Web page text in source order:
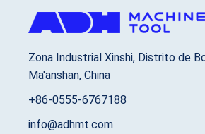
Zona Industrial Xinshi, Distrito de
Ma'anshan, China
+86-0555-6767188
info@adhmt.com